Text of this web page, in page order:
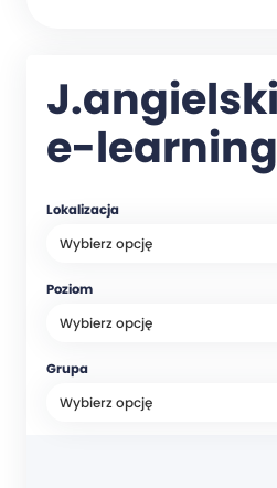
e-
Lokalizacja
Poziom
Grupa